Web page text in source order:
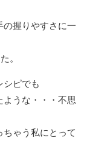
握りやすさに一
。
シピでも
うな・・・不思
ゃう私にとって